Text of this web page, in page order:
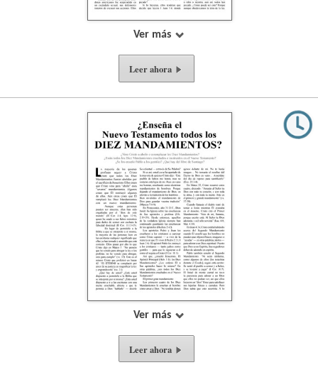
Ver más
Leer ahora
Ver más
Leer ahora